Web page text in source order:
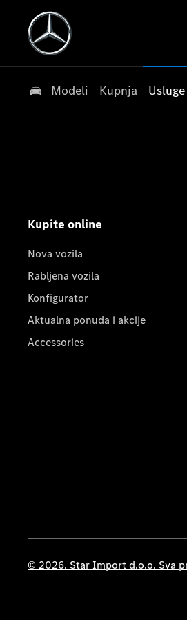
Modeli Kupnja Usluge
Kupite online
Nova vozila
Rabljena vozila
Konfigurator
Aktualna ponuda i akcije
Accessories
© 2026. Star Import d.o.o. Sva